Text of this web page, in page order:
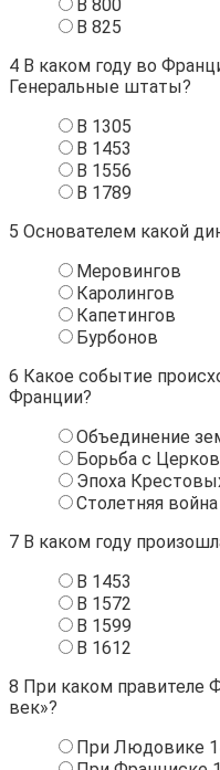
В 800
В 825
4 В каком году во
Генеральные штаты?
В 1305
В 1453
В 1556
В 1789
5 Основателем какой
Меровингов
Каролингов
Капетингов
Бурбонов
6 Какое событие
Франции?
Объединение
Борьба с
Эпоха
Столетняя война
7 В каком году
В 1453
В 1572
В 1599
В 1612
8 При каком правителе
век»?
При Людовике